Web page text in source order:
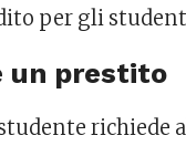
per gli
un prestito
richiede